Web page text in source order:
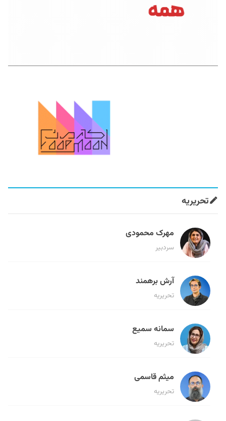
تحریریه
مهرک محمودی
سردبیر
آرش برهمند
تحریریه
سمانه سمیع
تحریریه
میثم قاسمی
تحریریه